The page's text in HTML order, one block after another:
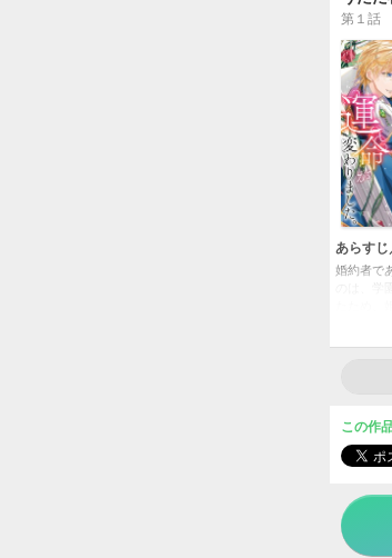
第１話
あらすじ
婚約者で
のは、
リアで
ジャ
掲
この作